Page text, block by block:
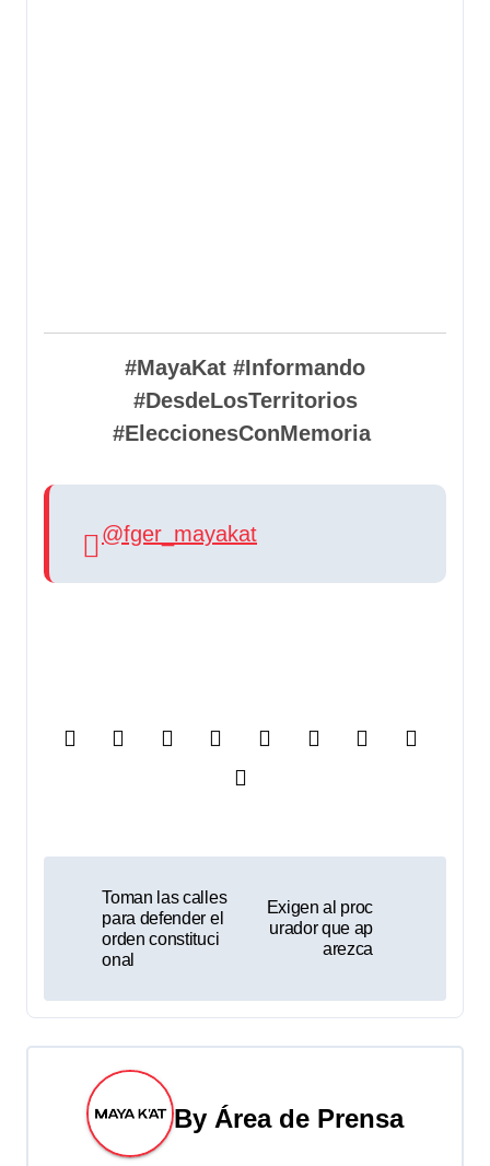
#MayaKat #Informando
#DesdeLosTerritorios
#EleccionesConMemoria
@fger_mayakat
e
g
Toman las calles
para defender el
orden constituci
onal
Exigen al proc
urador que ap
arezca
By Área de Prensa